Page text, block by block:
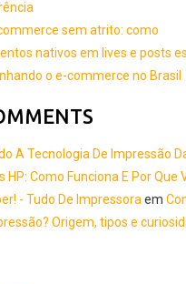
sem atrito: como
nativos em lives e posts
o e-commerce no Brasil
A Tecnologia De Impressão
HP: Como Funciona E Por Que
- Tudo De Impressora em
Origem, tipos e